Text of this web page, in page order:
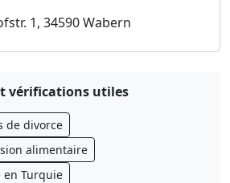
1, 34590 Wabern
vérifications utiles
de divorce
alimentaire
en Turquie